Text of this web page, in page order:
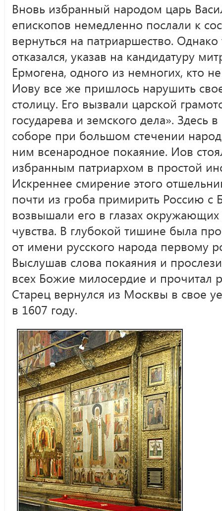
Вновь избранный народом царь
епископов немедленно послали к
вернуться на патриаршество.
отказался, указав на кандидатуру
Ермогена, одного из немногих, кто
Иову все же пришлось нарушить
столицу. Его вызвали царской
государева и земского дела». Здесь
соборе при большом стечении
ним всенародное покаяние. Иов
избранным патриархом в простой
Искреннее смирение этого
почти из гроба примирить Россию с
возвышали его в глазах
чувства. В глубокой тишине была
от имени русского народа первому
Выслушав слова покаяния и
всех Божие милосердие и прочитал
Старец вернулся из Москвы в свое
в 1607 году.